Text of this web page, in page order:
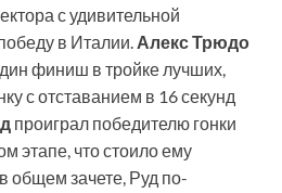
с удивительной
в Италии. Алекс Трюдо
финиш в тройке лучших,
с отставанием в 16 секунд
проиграл победителю гонки
этапе, что стоило ему
общем зачете, Руд по-